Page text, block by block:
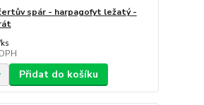
spár - harpagofyt ležatý -
ks
Přidat do košíku